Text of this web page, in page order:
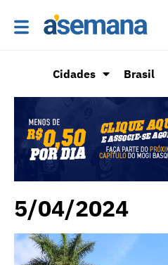
Cidades Brasil
5/04/2024